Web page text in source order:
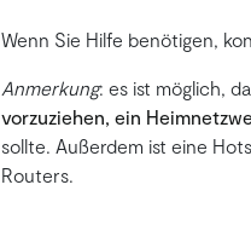
Wenn Sie Hilfe benötigen,
Anmerkung: es ist möglich,
vorzuziehen, ein
sollte. Außerdem ist eine
Routers.